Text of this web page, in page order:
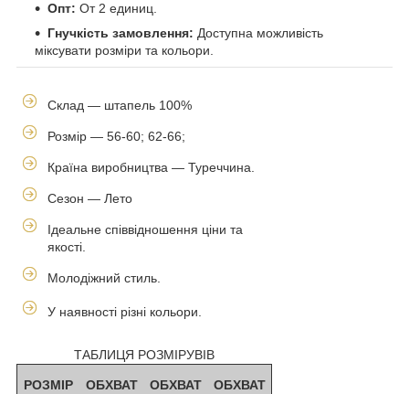
Опт: От 2 единиц.
Гнучкість замовлення: Доступна можливість
міксувати розміри та кольори.
Склад — штапель 100%
Розмір — 56-60; 62-66;
Країна виробництва — Туреччина.
Сезон — Лето
Ідеальне співвідношення ціни та
якості.
Молодіжний стиль.
У наявності різні кольори.
ТАБЛИЦЯ РОЗМІРУВІВ
РОЗМІР
ОБХВАТ
ОБХВАТ
ОБХВАТ